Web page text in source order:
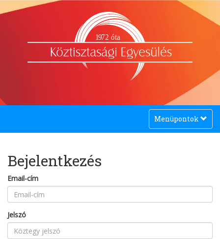
1972 óta
Toggle
navigation
Menüpontok
Bejelentkezés
Email-cím
Jelszó